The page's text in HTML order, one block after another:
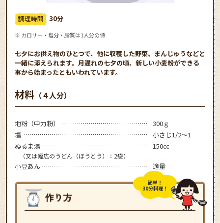
30分
※ カロリー・塩分・脂質は1人分の値
七夕にお供え物のひとつで、他に収穫した野菜、まんじゅうなどと
一緒に添えられます。月遅れの七夕の頃、新しい小麦粉ができる
事から始まったともいわれています。
材料 （４人分）
地粉（中力粉）
300ｇ
塩
小さじ1/2～1
ぬるま湯
150㏄
（又は幅広のうどん（ほうとう）：2袋）
小豆あん 適量
簡単！
30分料理！